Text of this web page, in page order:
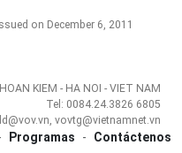
on December 6, 2011
KIEM - HA NOI - VIET NAM
Tel: 0084.24.3826 6805
vovtg@vietnamnet.vn
Programas - Contáctenos